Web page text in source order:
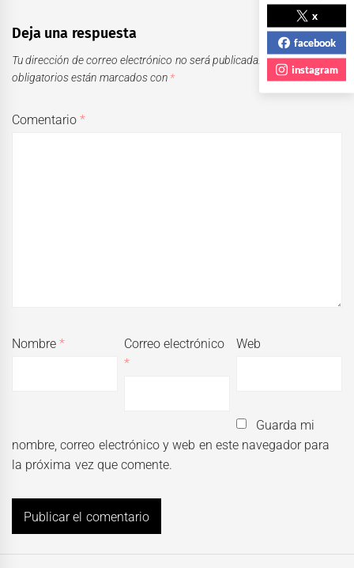
Deja una respuesta
Tu dirección de correo electrónico no será publicada.
Los campos
obligatorios están marcados con *
Comentario*
Nombre*
Correo electrónico
*
Web
Guarda mi
nombre, correo electrónico y web en este navegador para
la próxima vez que comente.
x
facebook
instagram